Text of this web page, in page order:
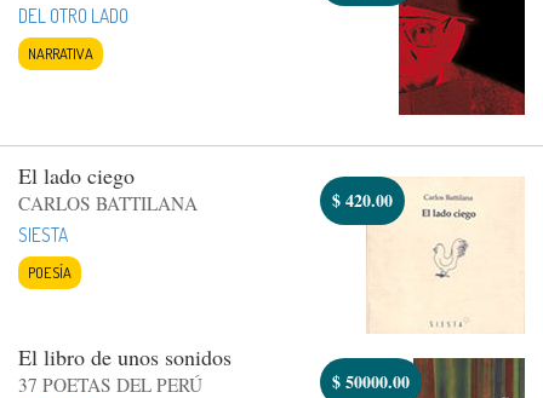
DEL OTRO LADO
NARRATIVA
El lado ciego
CARLOS BATTILANA
SIESTA
POESÍA
$420.00
El libro de unos sonidos
37 POETAS DEL PERÚ
$50000.00